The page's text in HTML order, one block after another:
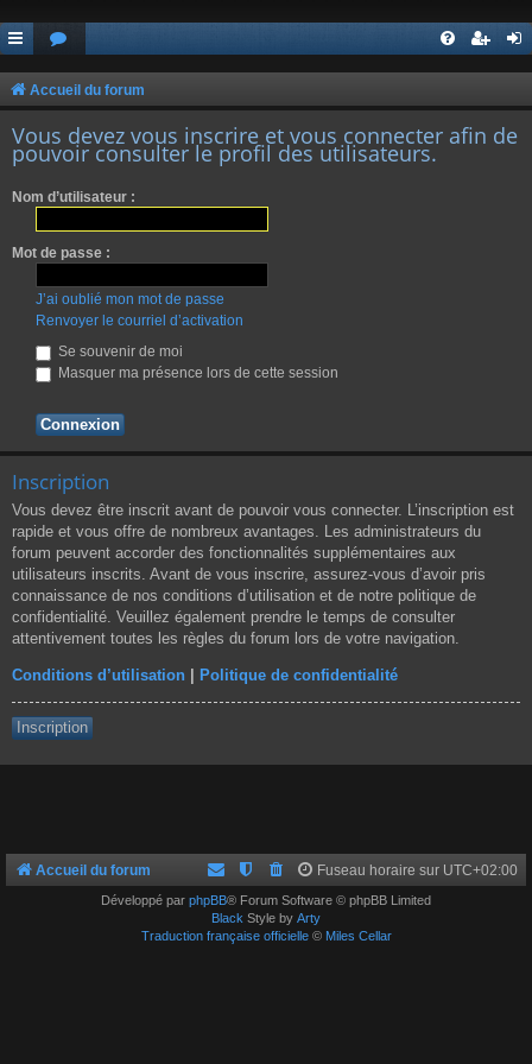
Accueil du forum
Vous devez vous inscrire et vous connecter afin de
pouvoir consulter le profil des utilisateurs.
Nom d’utilisateur :
Mot de passe :
J’ai oublié mon mot de passe
Renvoyer le courriel d’activation
Se souvenir de moi
Masquer ma présence lors de cette session
Inscription
Vous devez être inscrit avant de pouvoir vous connecter. L’inscription est
rapide et vous offre de nombreux avantages. Les administrateurs du
forum peuvent accorder des fonctionnalités supplémentaires aux
utilisateurs inscrits. Avant de vous inscrire, assurez-vous d’avoir pris
connaissance de nos conditions d’utilisation et de notre politique de
confidentialité. Veuillez également prendre le temps de consulter
attentivement toutes les règles du forum lors de votre navigation.
Conditions d’utilisation Politique de confidentialité
Inscription
Accueil du forum Fuseau horaire sur UTC+02:00
Développé par phpBB® Forum Software © phpBB Limited
Black Style by Arty
Traduction française officielle© Miles Cellar